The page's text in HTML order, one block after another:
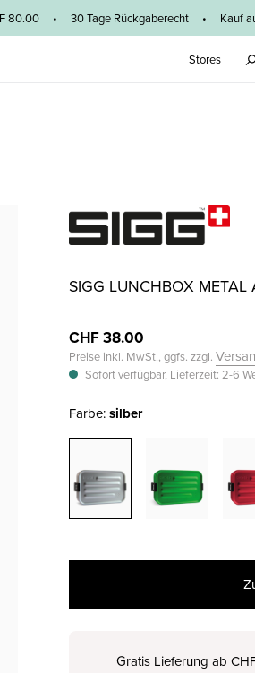
80.00 • 30 Tage Rückgaberecht • Kauf
Stores
SIGG LUNCHBOX METAL
CHF 38.00
Preise inkl. MwSt., ggfs. zzgl.
Sofort verfügbar, Lieferzeit: 2-6
Farbe:silber
Gratis Lieferung ab